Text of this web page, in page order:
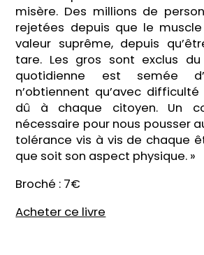
misère. Des millions de
rejetées depuis que le
valeur suprême, depuis
tare. Les gros sont exclus
quotidienne est semée
n’obtiennent qu’avec
dû à chaque citoyen. Un
nécessaire pour nous pousser
tolérance vis à vis de chaque
que soit son aspect physique. »
Broché : 7€
Acheter ce livre